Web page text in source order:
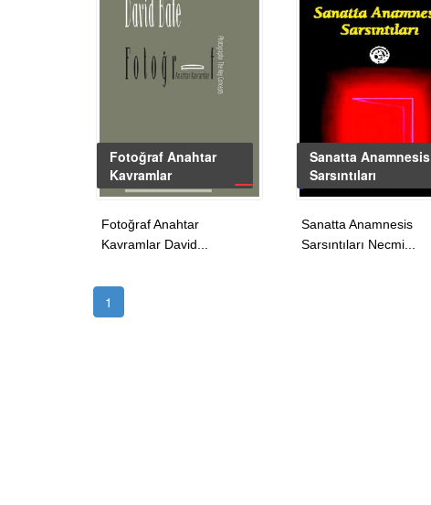
Fotoğraf Anahtar
Kavramlar
Fotoğraf Anahtar
Kavramlar David...
Sanatta Anamnesis
Sarsıntıları
Sanatta Anamnesis
Sarsıntıları Necmi...
1